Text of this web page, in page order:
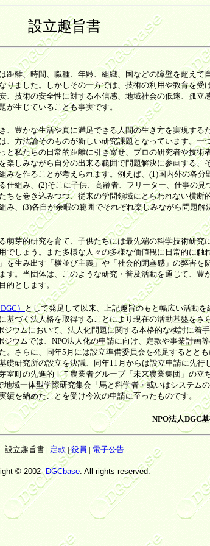
設立趣旨書
距離、時間、職種、年齢、組織、国などの障壁を超えて
りました。しかしその一方では、技術の利用や教育を受
、技術の安全性に対する不信感、地域社会の低迷、孤立
が生じていることも事実です。
、豊かな生活や真に満足できる人間の生き方を実現する
、方法論そのものが新しい研究課題となっています。一
と私たちの日常的距離に引き寄せ、プロの研究者や技術
楽しみながら自分の出来る範囲で問題解決に参画する、
みを作ることが考えられます。例えば、(1)国内外の各分
仕組み、(2)そこに子供、高齢者、フリーター、仕事の見
ちを巻き込みつつ、従来の学問領域にとらわれない横断
み、(3)各自が余暇の範囲でそれぞれ楽しみながら問題解
萌芽的研究を育て、子供たちには最先端の科学技術研究
でしょう。また多様な人々の多様な価値観に日常的に触
を生み出す「横並び主義」や「社会的閉塞感」の弊害を
す。当団体は、このような研究・普及活動を通じて、豊
的とします。
）
として発足して以来、上記趣旨のもと幅広い活動を
基づく法人格を取得することにより現在の活動基盤をさ
ジウムにおいて、法人化問題に関する本格的な検討に着
ウムでは、NPO法人化の申請に向け、定款や事業計画
。さらに、同年5月には設立準備委員会を発足するとと
礎研究所の設立を決議、同年11月からは設立申請に先行
室町の先進的ＩＴ農業者グループ「未来農業集団」の立
地域一体型学際研究集会「馬と科学者・或いはシステム
績を納めたことを受け今次の申請に至ったものです。
NPO法人DGC
設立趣旨書 | 定款|役員 | 電子公告
© 2002-DGCbase. All rights reserved.